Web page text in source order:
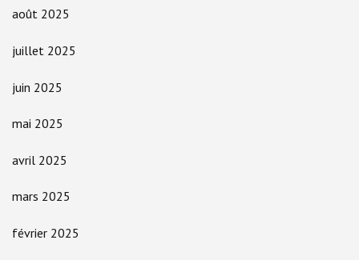
août 2025
juillet 2025
juin 2025
mai 2025
avril 2025
mars 2025
février 2025